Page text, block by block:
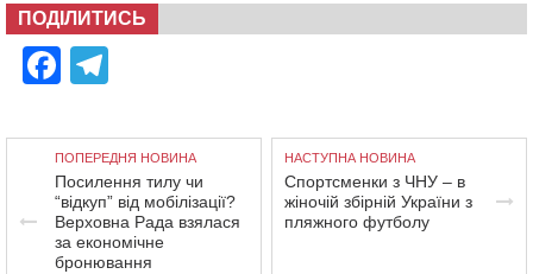
ПОДІЛИТИСЬ
Facebook
ПОПЕРЕДНЯ НОВИНА
Посилення тилу чи
“відкуп” від мобілізації?
Верховна Рада взялася
за економічне
бронювання
НАСТУПНА НОВИНА
Спортсменки з ЧНУ – в
жіночій збірній України з
пляжного футболу